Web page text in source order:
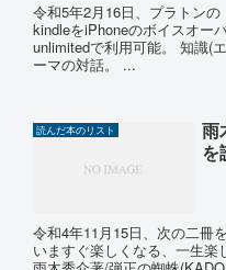
令和5年2月16日、プラトンの
kindleをiPhoneのボイスオー
unlimitedで利用可能。 知識(
ーマの対話。 ...
読んだ本のリスト
雨
を
令和4年11月15日、次の二冊
いますぐ楽しくなる、一生楽